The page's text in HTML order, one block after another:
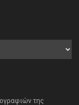
της